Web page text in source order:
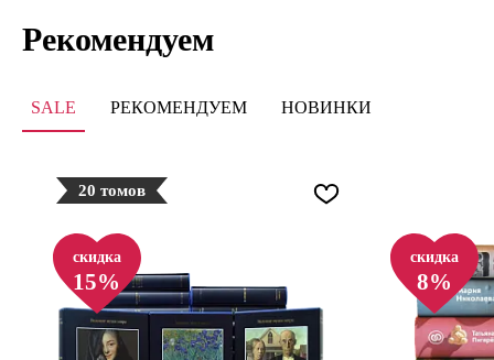
Рекомендуем
SALE РЕКОМЕНДУЕМ НОВИНКИ
20 томов
скидка
15%
скидка
8%